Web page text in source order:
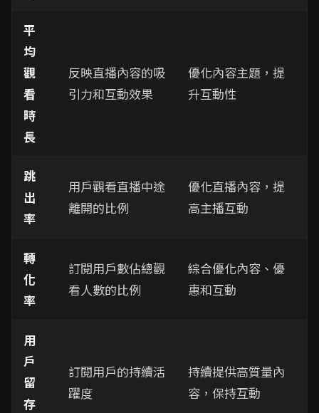
平
均
觀
看
時
長
反映直播內容的吸
引力和互動效果
優化內容主題，提
升互動性
跳
出
率
用戶觀看直播中途
離開的比例
優化直播內容，提
高主播互動
轉
化
率
訂閱用戶數佔總觀
看人數的比例
綜合優化內容、優
惠和互動
用
戶
留
存
訂閱用戶的持續活
躍度
持續提供高質量內
容，保持互動